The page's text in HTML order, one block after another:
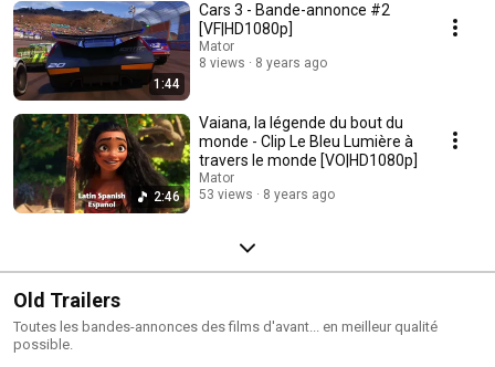
1:44
Cars 3 - Bande-annonce #2
[VF|HD1080p]
Mator
8 views
8 years ago
2:46
Vaiana, la légende du bout du
monde - Clip Le Bleu Lumière à
travers le monde [VO|HD1080p]
Mator
53 views
8 years ago
Old Trailers
Toutes les bandes-annonces des films d'avant... en meilleur qualité
possible.